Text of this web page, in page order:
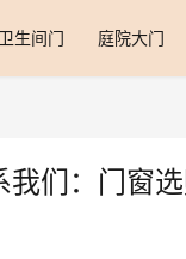
卫生间门 庭院大门
我们：门窗